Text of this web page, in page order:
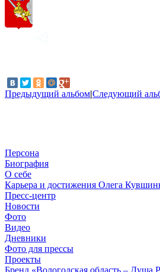
Предыдущий альбом|Следующий
Персона
Биография
О себе
Карьера и достижения Олега
Пресс-центр
Новости
Фото
Видео
Дневники
Фото для прессы
Проекты
Бренд «Вологодская область – Душа